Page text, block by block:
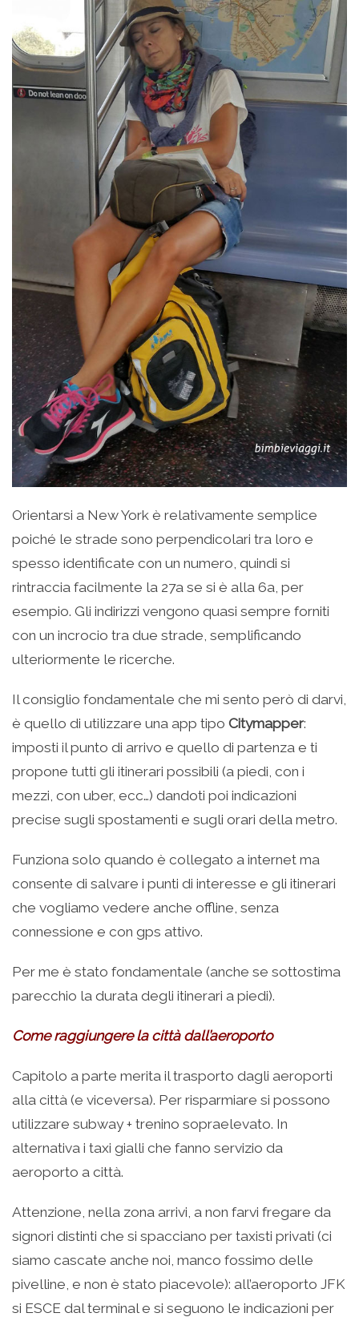
Orientarsi a New York è relativamente semplice
poiché le strade sono perpendicolari tra loro e
spesso identificate con un numero, quindi si
rintraccia facilmente la 27a se si è alla 6a, per
esempio. Gli indirizzi vengono quasi sempre forniti
con un incrocio tra due strade, semplificando
ulteriormente le ricerche.
Il consiglio fondamentale che mi sento però di darvi,
è quello di utilizzare una app tipo Citymapper:
imposti il punto di arrivo e quello di partenza e ti
propone tutti gli itinerari possibili (a piedi, con i
mezzi, con uber, ecc…) dandoti poi indicazioni
precise sugli spostamenti e sugli orari della metro.
Funziona solo quando è collegato a internet ma
consente di salvare i punti di interesse e gli itinerari
che vogliamo vedere anche offline, senza
connessione e con gps attivo.
Per me è stato fondamentale (anche se sottostima
parecchio la durata degli itinerari a piedi).
Come raggiungere la città dall’aeroporto
Capitolo a parte merita il trasporto dagli aeroporti
alla città (e viceversa). Per risparmiare si possono
utilizzare subway + trenino sopraelevato. In
alternativa i taxi gialli che fanno servizio da
aeroporto a città.
Attenzione, nella zona arrivi, a non farvi fregare da
signori distinti che si spacciano per taxisti privati (ci
siamo cascate anche noi, manco fossimo delle
pivelline, e non è stato piacevole): all’aeroporto JFK
si ESCE dal terminal e si seguono le indicazioni per